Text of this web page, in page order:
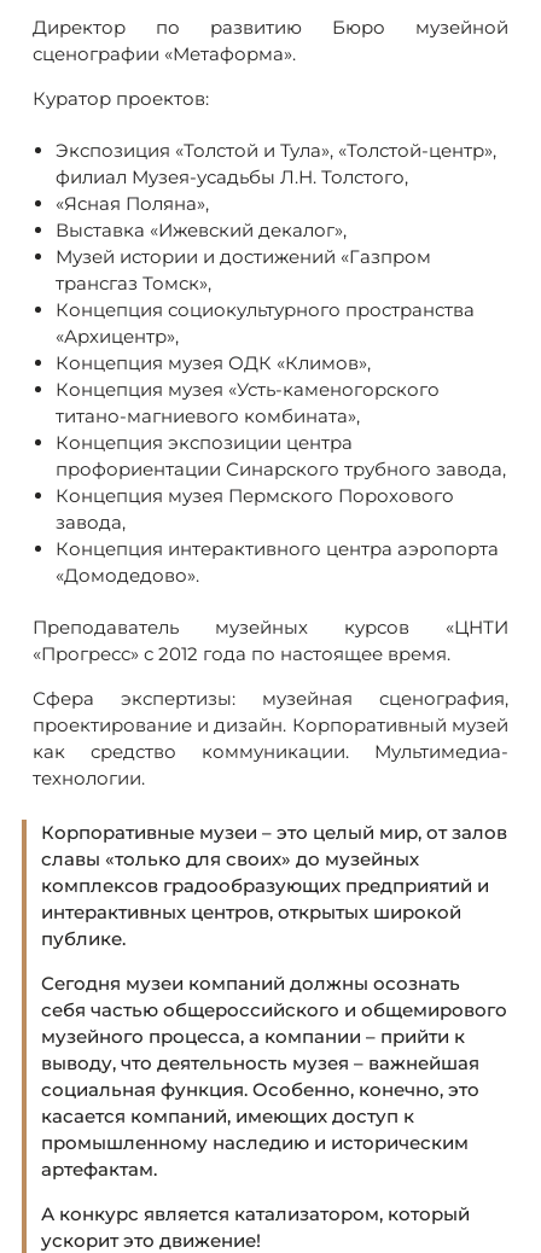
Директор по развитию Бюро музейной
сценографии «Метаформа».
Куратор проектов:
Экспозиция «Толстой и Тула», «Толстой-центр»,
филиал Музея-усадьбы Л.Н. Толстого,
«Ясная Поляна»,
Выставка «Ижевский декалог»,
Музей истории и достижений «Газпром
трансгаз Томск»,
Концепция социокультурного пространства
«Архицентр»,
Концепция музея ОДК «Климов»,
Концепция музея «Усть-каменогорского
титано-магниевого комбината»,
Концепция экспозиции центра
профориентации Синарского трубного завода,
Концепция музея Пермского Порохового
завода,
Концепция интерактивного центра аэропорта
«Домодедово».
Преподаватель музейных курсов «ЦНТИ
«Прогресс» с 2012 года по настоящее время.
Сфера экспертизы: музейная сценография,
проектирование и дизайн. Корпоративный музей
как средство коммуникации. Мультимедиа-
технологии.
Корпоративные музеи – это целый мир, от залов
славы «только для своих» до музейных
комплексов градообразующих предприятий и
интерактивных центров, открытых широкой
публике.
Сегодня музеи компаний должны осознать
себя частью общероссийского и общемирового
музейного процесса, а компании – прийти к
выводу, что деятельность музея – важнейшая
социальная функция. Особенно, конечно, это
касается компаний, имеющих доступ к
промышленному наследию и историческим
артефактам.
А конкурс является катализатором, который
ускорит это движение!